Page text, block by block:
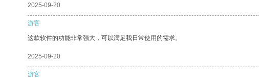
2025-09-20
游客
这款软件的功能非常强大，可以满足我日常使用的需求。
2025-09-20
游客